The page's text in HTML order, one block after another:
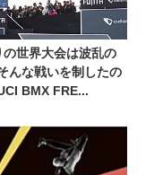
の世界大会は波乱の
んな戦いを制したの
BMX FRE...